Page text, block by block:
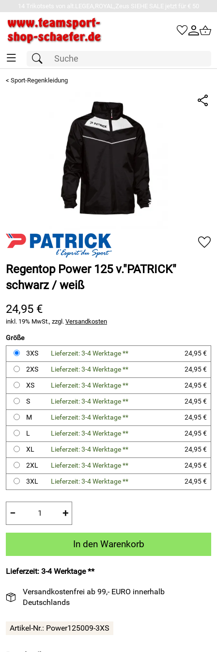
14 Trikotsets von alt.LEGEA,ROYAL,Zeus SIEHE SALE jetzt für € 50
< Sport-Regenkleidung
Regentop Power 125 v."PATRICK"
schwarz / weiß
24,95 €
inkl. 19% MwSt., zzgl. Versandkosten
Größe
3XS
Lieferzeit: 3-4 Werktage **
24,95 €
2XS
Lieferzeit: 3-4 Werktage **
24,95 €
XS
Lieferzeit: 3-4 Werktage **
24,95 €
S
Lieferzeit: 3-4 Werktage **
24,95 €
M
Lieferzeit: 3-4 Werktage **
24,95 €
L
Lieferzeit: 3-4 Werktage **
24,95 €
XL
Lieferzeit: 3-4 Werktage **
24,95 €
2XL
Lieferzeit: 3-4 Werktage **
24,95 €
3XL
Lieferzeit: 3-4 Werktage ** 24,95 €
− +
In den Warenkorb
Lieferzeit: 3-4 Werktage **
Versandkostenfrei ab 99,- EURO innerhalb
Deutschlands
Artikel-Nr.: Power125009-3XS